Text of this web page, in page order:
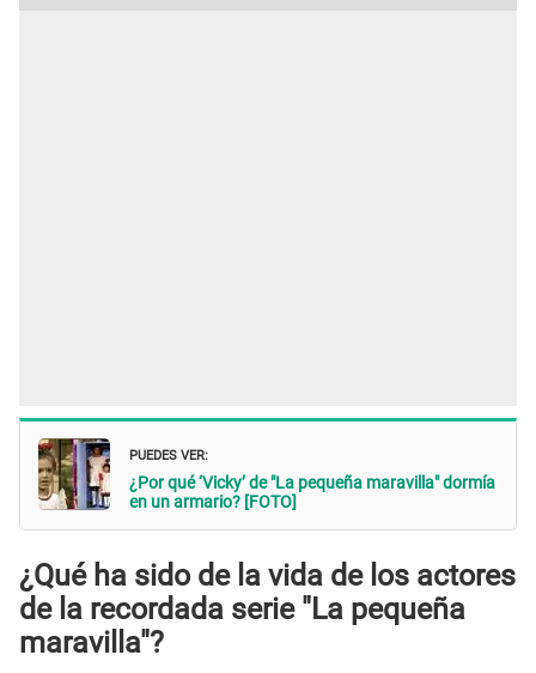
PUEDES VER:
¿Por qué ‘Vicky’ de "La pequeña maravilla" dormía
en un armario? [FOTO]
¿Qué ha sido de la vida de los actores
de la recordada serie "La pequeña
maravilla"?